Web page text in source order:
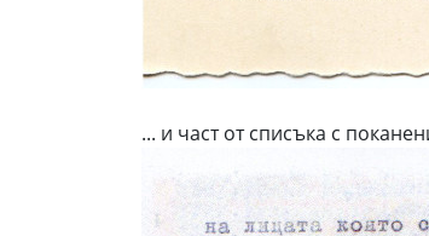
... и част от списъка с